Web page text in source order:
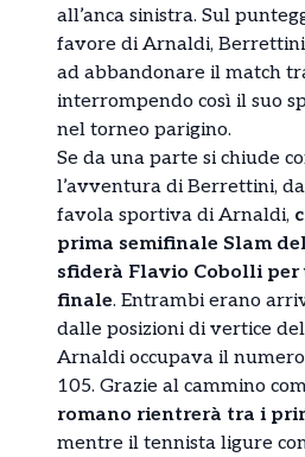
all’anca sinistra. Sul
favore di Arnaldi,
ad abbandonare il match
interrompendo così il suo
nel torneo parigino.
Se da una parte si chiude
l’avventura di Berrettini,
favola sportiva di Arnaldi,
prima semifinale Slam
sfiderà Flavio Cobolli per
finale. Entrambi erano
dalle posizioni di vertice
Arnaldi occupava il
105. Grazie al cammino
romano rientrerà tra i
mentre il tennista ligure